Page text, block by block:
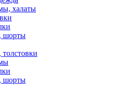
халаты
шорты
шорты